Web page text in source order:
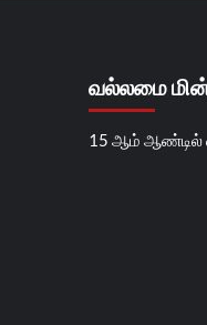
வல்லமை
15 ஆம் ஆண்டில்